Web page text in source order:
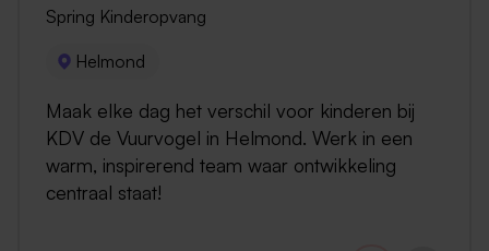
Spring Kinderopvang
Helmond
Maak elke dag het verschil voor kinderen bij
KDV de Vuurvogel in Helmond. Werk in een
warm, inspirerend team waar ontwikkeling
centraal staat!